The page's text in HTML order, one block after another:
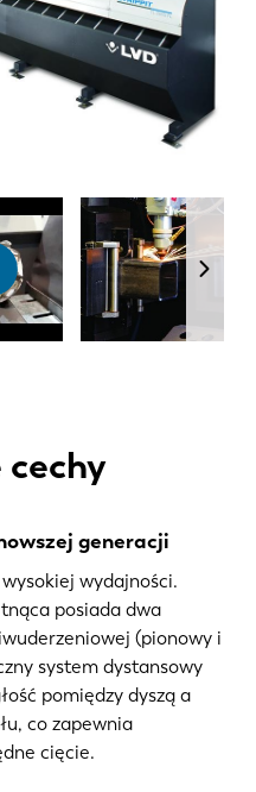
generacji
wydajności.
posiada dwa
(pionowy i
system dystansowy
pomiędzy dyszą a
co zapewnia
cięcie.